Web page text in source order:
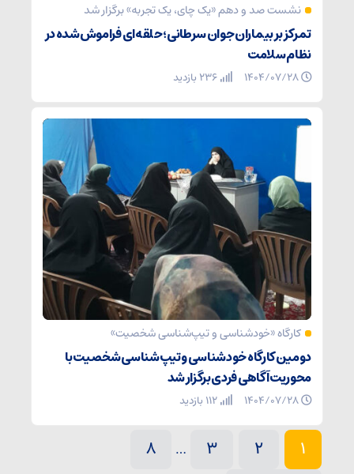
نشست صد و دهم «یک چای، یک تجربه» برگزار شد
تمرکز بر بیماران جوان سرطانی؛ حلقه‌ای فراموش‌شده در
نظام سلامت
کارگاه «خودشناسی و تیپ‌شناسی شخصیت»
دومین کارگاه خودشناسی و تیپ‌شناسی شخصیت با
محوریت آگاهی فردی برگزار شد
1
2
3
…
8